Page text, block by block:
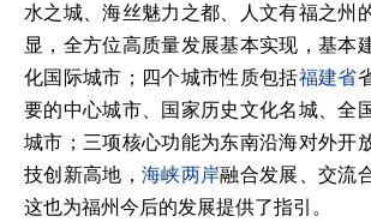
水之城、海丝魅力之都、人文有福之州
显，全方位高质量发展基本实现，基本
化国际城市；四个城市性质包括福建省
要的中心城市、国家历史文化名城、全
城市；三项核心功能为东南沿海对外开
技创新高地， 海峡两岸融合发展、交流
这也为福州今后的发展提供了指引。